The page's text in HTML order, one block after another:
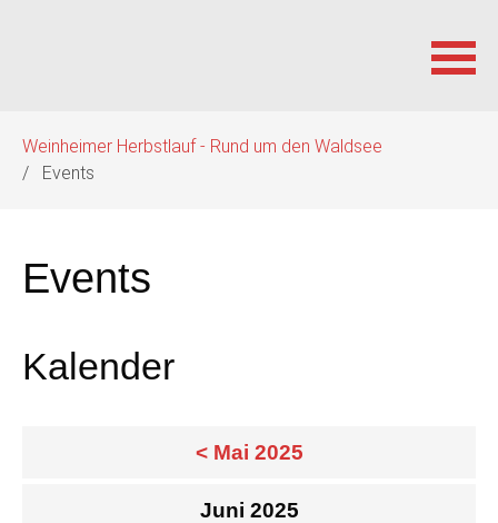
überspringen
Weinheimer Herbstlauf - Rund um den Waldsee
Events
Events
Kalender
< Mai 2025
Juni 2025